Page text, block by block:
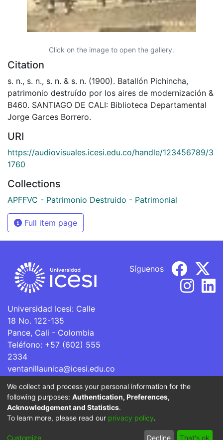
Click on the image to open the gallery.
Citation
s. n., s. n., s. n. & s. n. (1900). Batallón Pichincha,
patrimonio destruído por los aires de modernización &
B460. SANTIAGO DE CALI: Biblioteca Departamental
Jorge Garces Borrero.
URI
https://audiovisuales.icesi.edu.co/handle/123456789/3
1760
Collections
APFFVC - Patrimonio Destruido - Patrimonial
Full item page
Universidad Icesi: Calle
18 No. 122-135
Pance, Cali - Colombia
Teléfono: +57 (602) 555
2334
ventanillaunica@icesi.edu.co
Síguenos
La Universidad Icesi es una Institución de Educación
Superior que se encuentra sujeta a inspección y vigilancia
por parte del Ministerio de Educación Nacional.
Cookie End User Send
We collect and process your personal information for the
following purposes: Authentication, Preferences,
Acknowledgement and Statistics.
To learn more, please read our privacy policy.
Customize Decline That's ok